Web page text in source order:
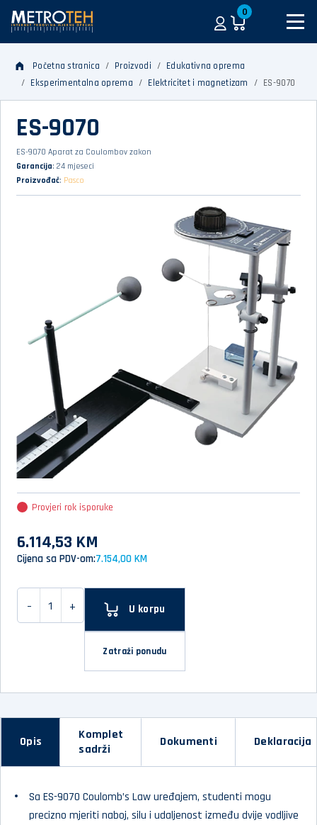
0
Početna stranica Proizvodi
Edukativna oprema
Eksperimentalna oprema
Elektricitet i magnetizam ES-9070
ES-9070
ES-9070 Aparat za Coulombov zakon
Garancija: 24 mjeseci
Proizvođač: Pasco
Provjeri rok isporuke
6.114,53 KM
Cijena sa PDV-om:7.154,00 KM
- +
Zatraži ponudu
U korpu
Opis
Komplet
sadrži
Dokumenti Deklaracija
Sa ES-9070 Coulomb’s Law uređajem, studenti mogu
precizno mjeriti naboj, silu i udaljenost između dvije vodljive